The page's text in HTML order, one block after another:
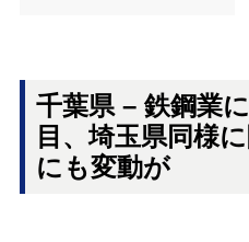
千葉県 – 鉄鋼業
目、埼玉県同様
にも変動が